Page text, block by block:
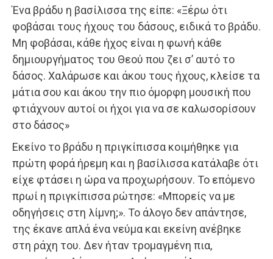
Ένα βράδυ η βασίλισσα της είπε: «Ξέρω ότι
φοβάσαι τους ήχους του δάσους, ειδικά το βράδυ.
Μη φοβάσαι, κάθε ήχος είναι η φωνή κάθε
δημιουργήματος του Θεού που ζει σ’ αυτό το
δάσος. Χαλάρωσε και άκου τους ήχους, κλείσε τα
μάτια σου και άκου την πιο όμορφη μουσική που
φτιάχνουν αυτοί οι ήχοι για να σε καλωσορίσουν
στο δάσος»
Εκείνο το βράδυ η πριγκίπισσα κοιμήθηκε για
πρώτη φορά ήρεμη και η βασίλισσα κατάλαβε ότι
είχε φτάσει η ώρα να προχωρήσουν. Το επόμενο
πρωί η πριγκίπισσα ρώτησε: «Μπορείς να με
οδηγήσεις στη λίμνη;». Το άλογο δεν απάντησε,
της έκανε απλά ένα νεύμα και εκείνη ανέβηκε
στη ράχη του. Δεν ήταν τρομαγμένη πια,